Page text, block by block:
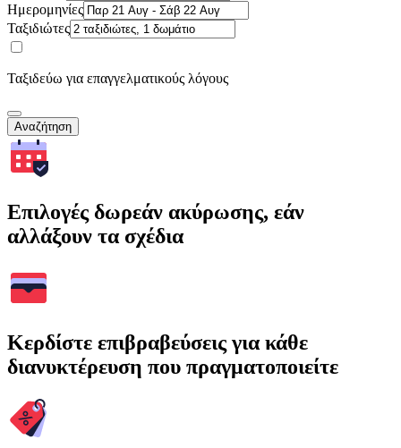
Ημερομηνίες
Ταξιδιώτες
Ταξιδεύω για επαγγελματικούς λόγους
Αναζήτηση
Επιλογές δωρεάν ακύρωσης, εάν
αλλάξουν τα σχέδια
Κερδίστε επιβραβεύσεις για κάθε
διανυκτέρευση που πραγματοποιείτε